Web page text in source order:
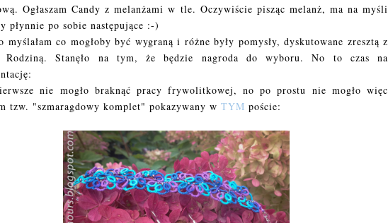
Ogłaszam Candy z melanżami w tle. Oczywiście pisząc melanż, ma na myśli
płynnie po sobie następujące :-)
myślałam co mogłoby być wygraną i różne były pomysły, dyskutowane zresztą z
Rodziną. Stanęło na tym, że będzie nagroda do wyboru. No to czas na
nie mogło braknąć pracy frywolitkowej, no po prostu nie mogło więc
tzw. "szmaragdowy komplet" pokazywany w TYM poście: